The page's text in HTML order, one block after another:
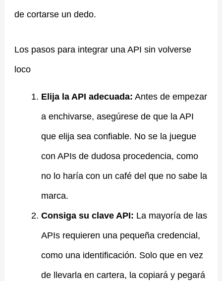
de cortarse un dedo.
Los pasos para integrar una API sin volverse
loco
Elija la API adecuada: Antes de empezar
a enchivarse, asegúrese de que la API
que elija sea confiable. No se la juegue
con APIs de dudosa procedencia, como
no lo haría con un café del que no sabe la
marca.
Consiga su clave API: La mayoría de las
APIs requieren una pequeña credencial,
como una identificación. Solo que en vez
de llevarla en cartera, la copiará y pegará